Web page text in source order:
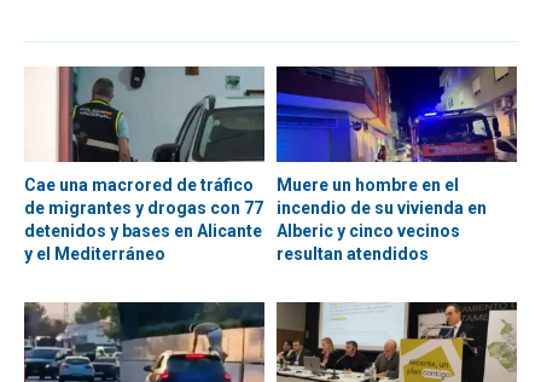
Cae una macrored de tráfico
de migrantes y drogas con 77
detenidos y bases en Alicante
y el Mediterráneo
Muere un hombre en el
incendio de su vivienda en
Alberic y cinco vecinos
resultan atendidos